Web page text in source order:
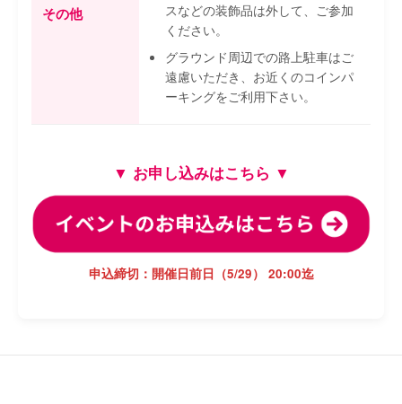
その他
スなどの装飾品は外して、ご参加
ください。
グラウンド周辺での路上駐車はご
遠慮いただき、お近くのコインパ
ーキングをご利用下さい。
▼ お申し込みはこちら ▼
申込締切：開催日前日（5/29） 20:00迄